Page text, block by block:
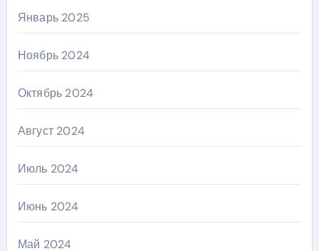
Январь 2025
Ноябрь 2024
Октябрь 2024
Август 2024
Июль 2024
Июнь 2024
Май 2024